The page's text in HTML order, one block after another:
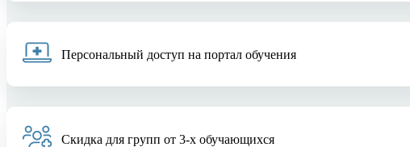
Персональный доступ на портал обучения
Скидка для групп от 3-х обучающихся